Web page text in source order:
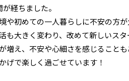
経ちました。
や初めての一人暮らしに不安の方
も大きく変わり、改めて新しいス
増え、不安や心細さを感じること
げで楽しく過ごせています！